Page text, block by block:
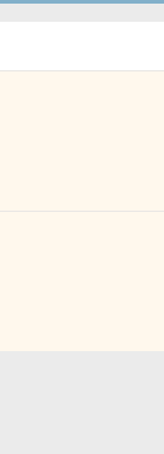
动漫‎同‎‌人‍‎